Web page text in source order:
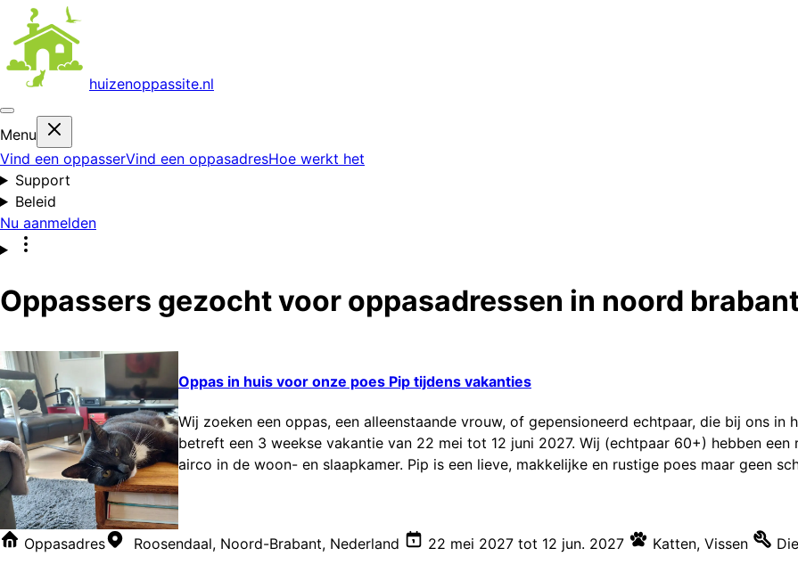
huizenoppassite.nl
Menu
Vind een oppasserVind een oppasadresHoe werkt het
Support
Beleid
Nu aanmelden
Oppassers gezocht voor oppasadressen in noord
Oppas in huis voor onze poes Pip tijdens vakanties
Wij zoeken een oppas, een alleenstaande vrouw, of gepensioneerd echtpaar, die bij ons
betreft een 3 weekse vakantie van 22 mei tot 12 juni 2027. Wij (echtpaar 60+) hebben
airco in de woon- en slaapkamer. Pip is een lieve, makkelijke en rustige poes maar geen
Oppasadres Roosendaal, Noord-Brabant, Nederland 22 mei 2027 tot 12 jun. 2027 Katten, Vissen